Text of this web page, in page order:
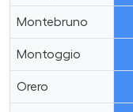
Montebruno
Montoggio
Orero